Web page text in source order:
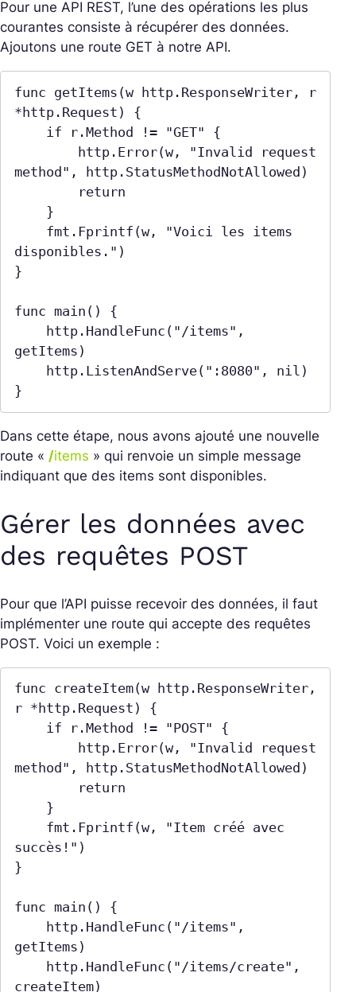
Pour une API REST, l’une des opérations les plus
courantes consiste à récupérer des données.
Ajoutons une route GET à notre API.
func getItems(w http.ResponseWriter, r
*http.Request) {
method", http.StatusMethodNotAllowed)
disponibles.")
}
func main() {
getItems)
Dans cette étape, nous avons ajouté une nouvelle
route « /items » qui renvoie un simple message
indiquant que des items sont disponibles.
Gérer les données avec
des requêtes POST
Pour que l’API puisse recevoir des données, il faut
implémenter une route qui accepte des requêtes
POST. Voici un exemple :
func createItem(w http.ResponseWriter,
r *http.Request) {
method", http.StatusMethodNotAllowed)
succès!")
}
func main() {
getItems)
createItem)